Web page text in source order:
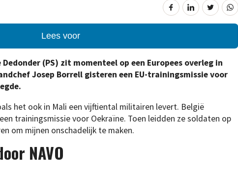
Lees voor
(PS) zit momenteel op een Europees overleg in
Josep Borrell gisteren een EU-trainingsmissie voor
het ook in Mali een vijftiental militairen levert. België
trainingsmissie voor Oekraïne. Toen leidden ze soldaten op
om mijnen onschadelijk te maken.
NAVO